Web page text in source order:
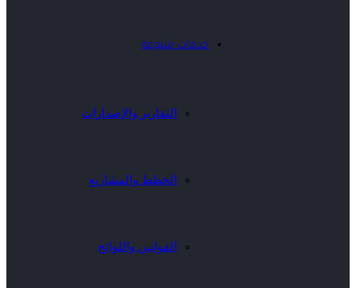
خدمات متنوعة
التقارير والإصدارات
الخطط والمشاريع
القوانين واللوائح